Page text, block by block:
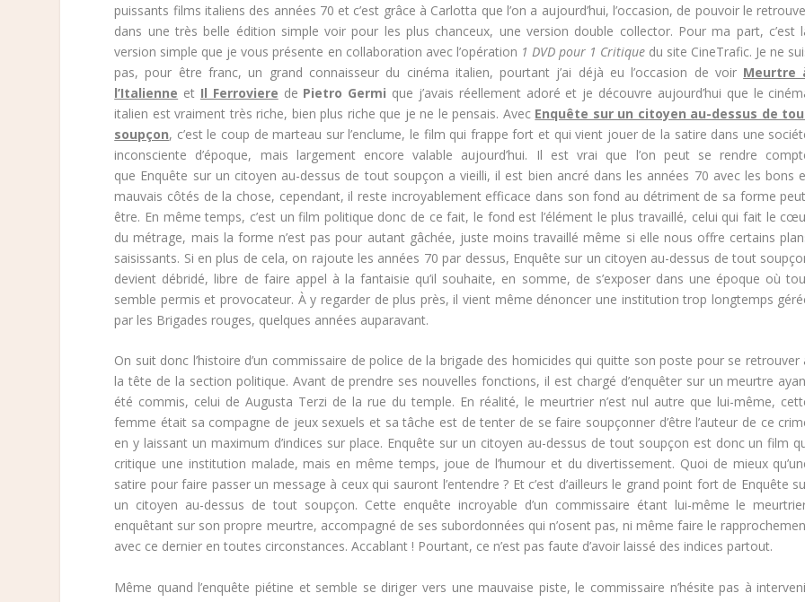
puissants films italiens des années 70 et c’est grâce à Carlotta que l’on a aujourd’hui, l’occasion, de pouvoir le
dans une très belle édition simple voir pour les plus chanceux, une version double collector. Pour ma part, c’est
version simple que je vous présente en collaboration avec l’opération 1 DVD pour 1 Critique du site CineTrafic. Je ne
pas, pour être franc, un grand connaisseur du cinéma italien, pourtant j’ai déjà eu l’occasion de voir Meurtre
l’Italienne et Il Ferroviere de Pietro Germi que j’avais réellement adoré et je découvre aujourd’hui que le
italien est vraiment très riche, bien plus riche que je ne le pensais. Avec Enquête sur un citoyen au-dessus de
soupçon, c’est le coup de marteau sur l’enclume, le film qui frappe fort et qui vient jouer de la satire dans une
inconsciente d’époque, mais largement encore valable aujourd’hui. Il est vrai que l’on peut se rendre
que Enquête sur un citoyen au-dessus de tout soupçon a vieilli, il est bien ancré dans les années 70 avec les bons
mauvais côtés de la chose, cependant, il reste incroyablement efficace dans son fond au détriment de sa forme
être. En même temps, c’est un film politique donc de ce fait, le fond est l’élément le plus travaillé, celui qui fait le
du métrage, mais la forme n’est pas pour autant gâchée, juste moins travaillé même si elle nous offre certains
saisissants. Si en plus de cela, on rajoute les années 70 par dessus, Enquête sur un citoyen au-dessus de tout
devient débridé, libre de faire appel à la fantaisie qu’il souhaite, en somme, de s’exposer dans une époque où
semble permis et provocateur. À y regarder de plus près, il vient même dénoncer une institution trop longtemps
par les Brigades rouges, quelques années auparavant.
On suit donc l’histoire d’un commissaire de police de la brigade des homicides qui quitte son poste pour se retrouver
la tête de la section politique. Avant de prendre ses nouvelles fonctions, il est chargé d’enquêter sur un meurtre
été commis, celui de Augusta Terzi de la rue du temple. En réalité, le meurtrier n’est nul autre que lui-même,
femme était sa compagne de jeux sexuels et sa tâche est de tenter de se faire soupçonner d’être l’auteur de ce
en y laissant un maximum d’indices sur place. Enquête sur un citoyen au-dessus de tout soupçon est donc un film
critique une institution malade, mais en même temps, joue de l’humour et du divertissement. Quoi de mieux
satire pour faire passer un message à ceux qui sauront l’entendre ? Et c’est d’ailleurs le grand point fort de Enquête
un citoyen au-dessus de tout soupçon. Cette enquête incroyable d’un commissaire étant lui-même le
enquêtant sur son propre meurtre, accompagné de ses subordonnées qui n’osent pas, ni même faire le
avec ce dernier en toutes circonstances. Accablant ! Pourtant, ce n’est pas faute d’avoir laissé des indices partout.
Même quand l’enquête piétine et semble se diriger vers une mauvaise piste, le commissaire n’hésite pas à